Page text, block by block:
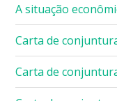
A situação
Carta de
Carta de